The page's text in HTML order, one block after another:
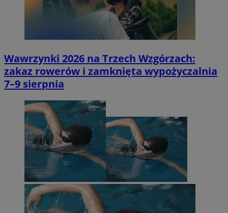
Wawrzynki 2026 na Trzech Wzgórzach:
zakaz rowerów i zamknięta wypożyczalnia
7–9 sierpnia